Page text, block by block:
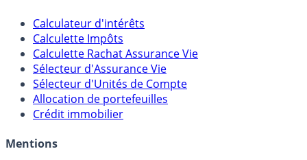
Outils
Calculateur d'intérêts
Calculette Impôts
Calculette Rachat Assurance Vie
Sélecteur d'Assurance Vie
Sélecteur d'Unités de Compte
Crédit immobilier